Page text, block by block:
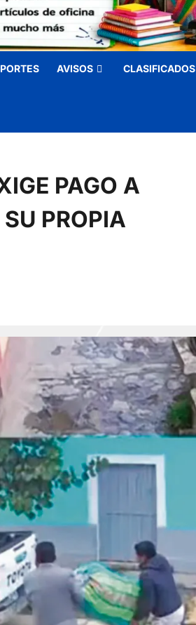
AVISOS CLASIFICADOS
PAGO A
PROPIA